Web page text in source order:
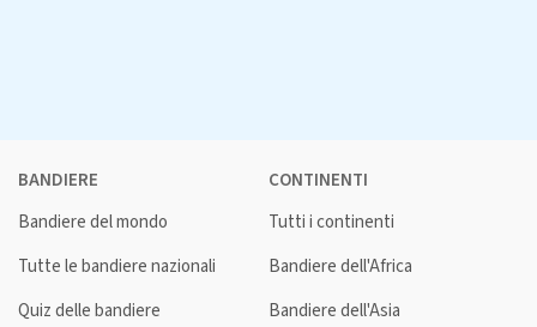
BANDIERE
Bandiere del mondo
Tutte le bandiere nazionali
Quiz delle bandiere
CONTINENTI
Tutti i continenti
Bandiere dell'Africa
Bandiere dell'Asia